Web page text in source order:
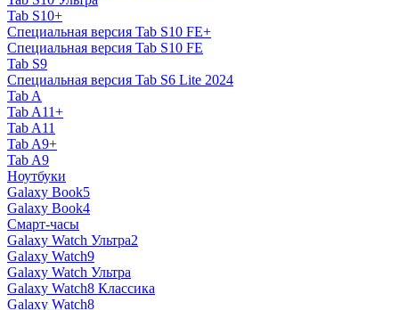
Tab S10+
Специальная версия Tab S10 FE+
Специальная версия Tab S10 FE
Tab S9
Специальная версия Tab S6 Lite 2024
Tab A
Tab A11+
Tab A11
Tab A9+
Tab A9
Ноутбуки
Galaxy Book5
Galaxy Book4
Смарт-часы
Galaxy Watch Ультра2
Galaxy Watch9
Galaxy Watch Ультра
Galaxy Watch8 Классика
Galaxy Watch8